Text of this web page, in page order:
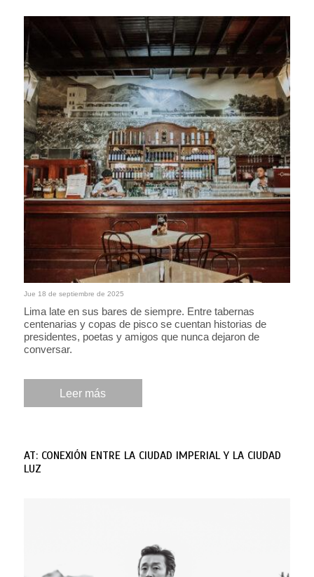
Jue 18 de septiembre de 2025
Lima late en sus bares de siempre. Entre tabernas
centenarias y copas de pisco se cuentan historias de
presidentes, poetas y amigos que nunca dejaron de
conversar.
Leer más
AT: CONEXIÓN ENTRE LA CIUDAD IMPERIAL Y LA CIUDAD
LUZ